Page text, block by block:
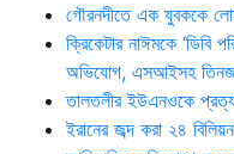
গৌরনদীতে এক যুবককে
ক্রিকেটার নাঈমকে ‘ডিবি
অভিযোগ, এসআইসহ
তালতলীর ইউএনওকে
ইরানের জব্দ করা ২৪